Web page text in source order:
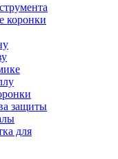
коронки
защиты
для